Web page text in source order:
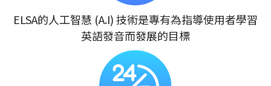
ELSA的人工智慧 (A.I) 技術是專有為指導使用者學習
英語發音而發展的目標